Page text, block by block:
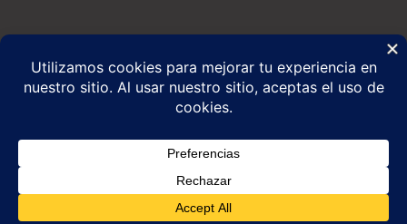
SEGUINOS
Política de Privacidad Política de Cookies
2026 - Marca Registrada - Todos los derechos reservados